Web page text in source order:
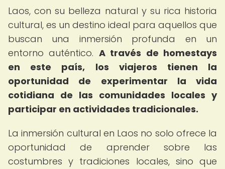
Laos, con su belleza natural y su rica historia
cultural, es un destino ideal para aquellos que
buscan una inmersión profunda en un
entorno auténtico. A través de homestays
en este país, los viajeros tienen la
oportunidad de experimentar la vida
cotidiana de las comunidades locales y
participar en actividades tradicionales.
La inmersión cultural en Laos no solo ofrece la
oportunidad de aprender sobre las
costumbres y tradiciones locales, sino que